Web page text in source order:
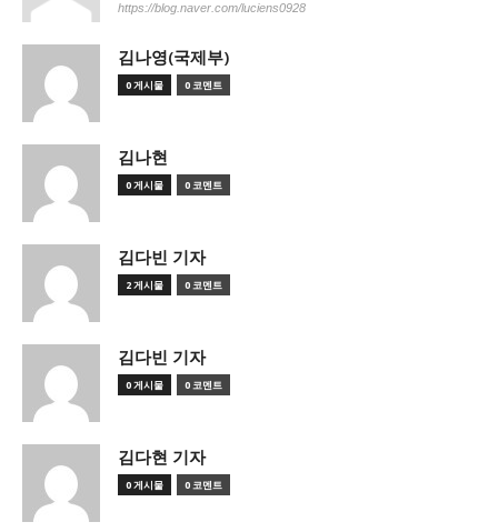
https://blog.naver.com/luciens0928
김나영(국제부)
0 게시물 0 코멘트
김나현
0 게시물 0 코멘트
김다빈 기자
2 게시물 0 코멘트
김다빈 기자
0 게시물 0 코멘트
김다현 기자
0 게시물 0 코멘트